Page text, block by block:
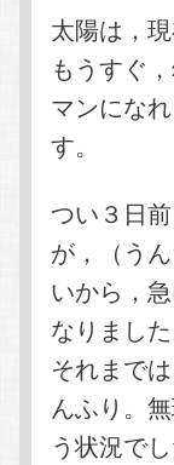
太陽は，
もうすぐ
マンにな
す。
つい３日
が，（う
いから，
なりました
それまで
んふり。
う状況でし